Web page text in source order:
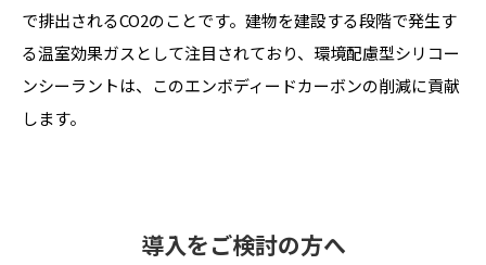
で排出されるCO2のことです。建物を建設する段階で発生す
る温室効果ガスとして注目されており、環境配慮型シリコー
ンシーラントは、このエンボディードカーボンの削減に貢献
します。
導入をご検討の方へ